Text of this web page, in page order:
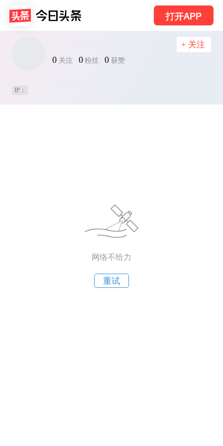
打开APP
0 关注 0 粉丝 0 获赞
+ 关注
IP：
网络不给力
重试